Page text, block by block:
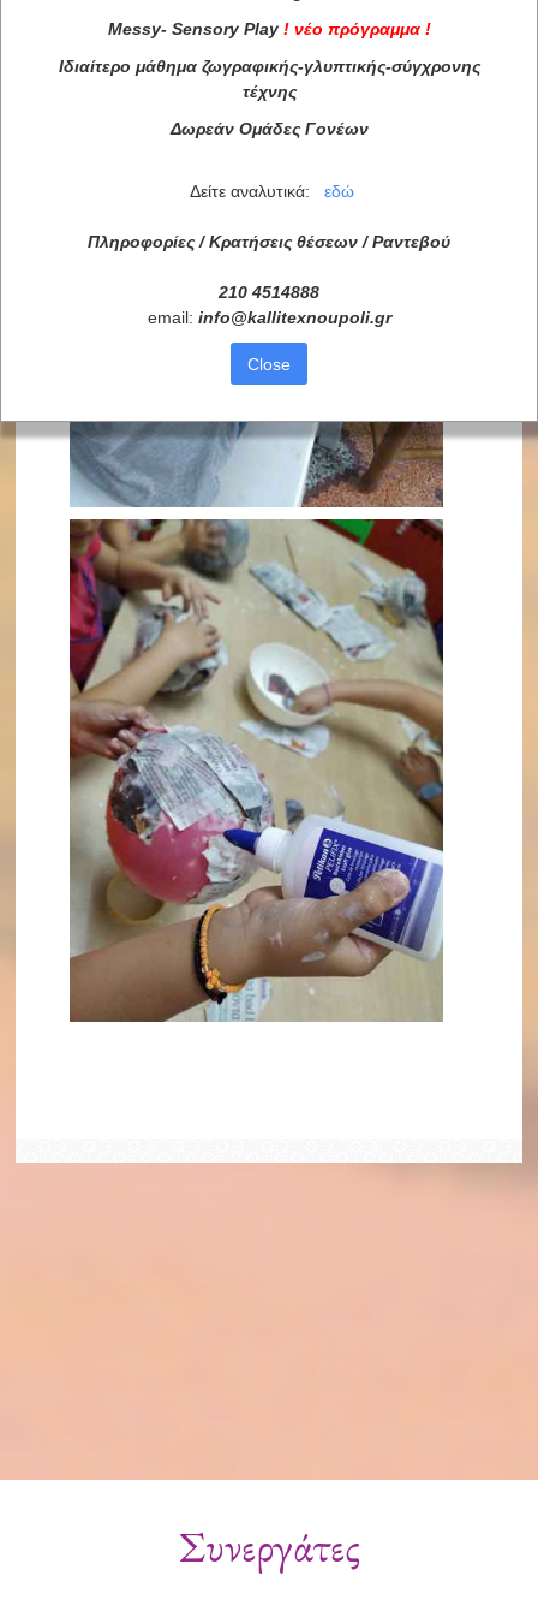
Συνεργάτες
Messy- Sensory Play ! νέο πρόγραμμα !
Ιδιαίτερο μάθημα ζωγραφικής-γλυπτικής-σύγχρονης
τέχνης
Δωρεάν Ομάδες Γονέων
Δείτε αναλυτικά: εδώ
Πληροφορίες / Κρατήσεις θέσεων / Ραντεβού
210 4514888
email: info@kallitexnoupoli.gr
Close